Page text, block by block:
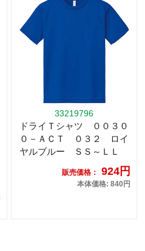
33219796
ドライＴシャツ ００３０
０－ＡＣＴ ０３２ ロイ
ヤルブルー ＳＳ～ＬＬ
販売価格： 924円
本体価格: 840円